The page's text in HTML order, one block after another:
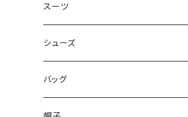
50/XL～
48/L
50/XL～
46/M
48/L
50/XL～
～44/S
46/M
48/L
スーツ
～44/S
46/M
シューズ
～25.5cm
バッグ